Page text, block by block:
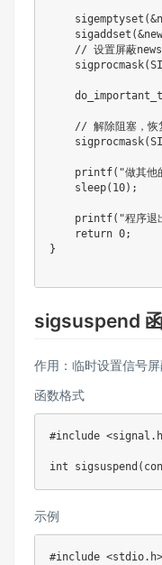
// 设置屏蔽newset
// 解除阻塞，恢复
printf("做其他
sleep(10);
printf("程序退
return 0;
}
sigsuspend
作用：临时设置信号屏
函数格式
#include
示例
#include <stdio.h>